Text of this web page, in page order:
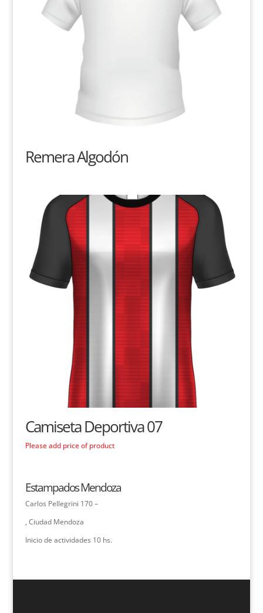
Remera Algodón
Camiseta Deportiva 07
Please add price of product
Estampados Mendoza
Carlos Pellegrini 170 –
, Ciudad Mendoza
Inicio de actividades 10 hs.